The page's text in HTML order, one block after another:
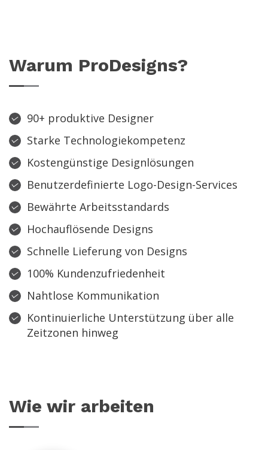
Warum ProDesigns?
90+ produktive Designer
Starke Technologiekompetenz
Kostengünstige Designlösungen
Benutzerdefinierte Logo-Design-Services
Bewährte Arbeitsstandards
Hochauflösende Designs
Schnelle Lieferung von Designs
100% Kundenzufriedenheit
Nahtlose Kommunikation
Kontinuierliche Unterstützung über alle
Zeitzonen hinweg
Wie wir arbeiten